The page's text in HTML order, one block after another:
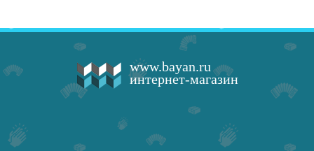
www.bayan.ru
интернет-магазин